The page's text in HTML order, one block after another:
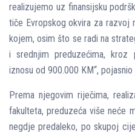
realizujemo uz finansijsku
tiče Evropskog okvira za razvoj
kojem, osim što se radi na
i srednjim preduzećima, kroz
iznosu od 900.000 KM“,
Prema njegovim riječima,
fakulteta, preduzeća više neće
negdje predaleko, po skupoj